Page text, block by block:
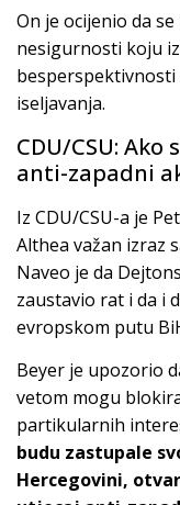
On je ocijenio da
nesigurnosti koju
besperspektivnosti
iseljavanja.
CDU/CSU: Ako
anti-zapadni
Iz CDU/CSU-a je
Althea važan izraz
Naveo je da
zaustavio rat i da i
evropskom putu
Beyer je upozorio
vetom mogu
partikularnih
budu zastupale
Hercegovini,